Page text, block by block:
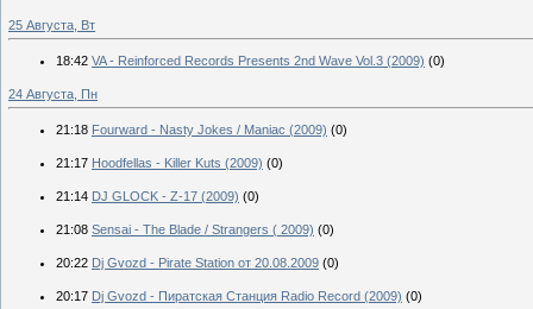
25 Августа, Вт
18:42 VA - Reinforced Records Presents 2nd Wave Vol.3 (2009) (0)
24 Августа, Пн
21:18 Fourward - Nasty Jokes / Maniac (2009) (0)
21:17 Hoodfellas - Killer Kuts (2009) (0)
21:14 DJ GLOCK - Z-17 (2009) (0)
21:08 Sensai - The Blade / Strangers ( 2009) (0)
20:22 Dj Gvozd - Pirate Station от 20.08.2009 (0)
20:17 Dj Gvozd - Пиратская Станция Radio Record (2009) (0)